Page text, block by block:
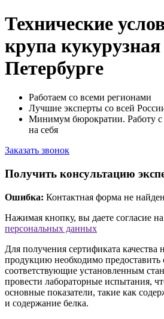
Технические
крупа
Петербурге
Работаем со всеми регионами
Лучшие эксперты со всей
Минимум бюрократии. Работу с
на себя
Заказать звонок
Получить консультацию
Ошибка: Контактная форма не
Нажимая кнопку, вы даете согласие на
персональных данных
Для получения сертификата качества
продукцию необходимо предоставить
соответствующие установленным
провести лабораторные испытания,
основные показатели, такие как
и содержание белка.